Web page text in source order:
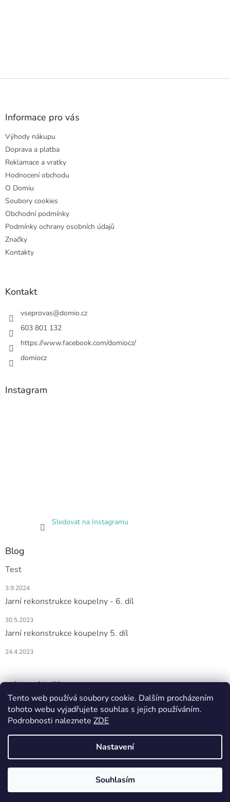
Tento web používá soubory cookie. Dalším procházením
tohoto webu vyjadřujete souhlas s jejich používáním.
Podrobnosti naleznete ZDE
Nastavení
Souhlasím
Z
Informace pro vás
Výhody nákupu
Doprava a platba
Reklamace a vratky
Hodnocení obchodu
O Domiu
Soubory cookies
Obchodní podmínky
Podmínky ochrany osobních údajů
Značky
Kontakty
Kontakt
vseprovas@domio.cz
603 801 132
https://www.facebook.com/domiocz/
domiocz
Instagram
Sledovat na Instagramu
Blog
Test
3.9.2024
Jarní rekonstrukce koupelny - 6. díl
30.5.2023
Jarní rekonstrukce koupelny 5. díl
24.4.2023
Nákupní košík
0KS /0 KČ
Vytvořil Shoptet
DOMIO. Všechna práva vyhrazena.